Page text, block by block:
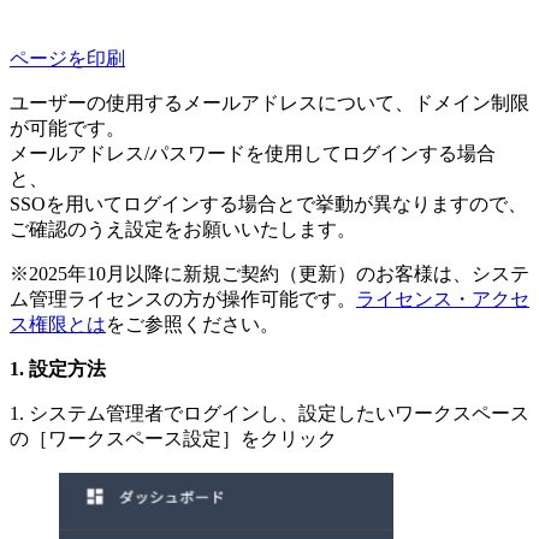
ページを印刷
ユーザーの使用するメールアドレスについて、ドメイン制限
が可能です。
メールアドレス/パスワードを使用してログインする場合
と、
SSOを用いてログインする場合とで挙動が異なりますので、
ご確認のうえ設定をお願いいたします。
※2025年10月以降に新規ご契約（更新）のお客様は、システ
ム管理ライセンスの方が操作可能です。 ライセンス・アクセ
ス権限とはをご参照ください。
設定方法
1. システム管理者でログインし、設定したいワークスペース
の［ワークスペース設定］をクリック